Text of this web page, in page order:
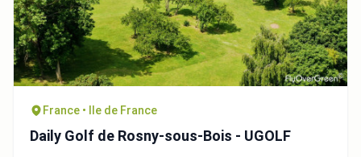
France • Ile de France
Daily Golf de Rosny-sous-Bois - UGOLF